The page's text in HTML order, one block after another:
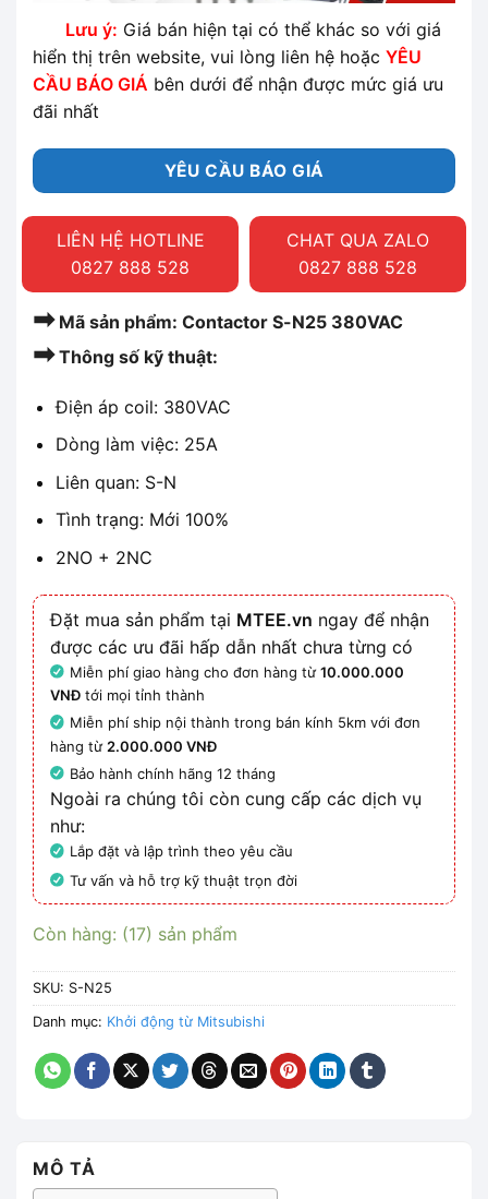
Lưu ý: Giá bán hiện tại có thể khác so với giá
hiển thị trên website, vui lòng liên hệ hoặc YÊU
CẦU BÁO GIÁ bên dưới để nhận được mức giá ưu
đãi nhất
YÊU CẦU BÁO GIÁ
LIÊN HỆ HOTLINE
0827 888 528
CHAT QUA ZALO
0827 888 528
➡Mã sản phẩm: Contactor S-N25 380VAC
➡Thông số kỹ thuật:
Điện áp coil: 380VAC
Dòng làm việc: 25A
Liên quan: S-N
Tình trạng: Mới 100%
2NO + 2NC
Đặt mua sản phẩm tại MTEE.vn ngay để nhận
được các ưu đãi hấp dẫn nhất chưa từng có
Miễn phí giao hàng cho đơn hàng từ10.000.000
VNĐ tới mọi tỉnh thành
Miễn phí ship nội thành trong bán kính 5km với đơn
hàng từ 2.000.000 VNĐ
Bảo hành chính hãng 12 tháng
Ngoài ra chúng tôi còn cung cấp các dịch vụ
như:
Lắp đặt và lập trình theo yêu cầu
Tư vấn và hỗ trợ kỹ thuật trọn đời
Còn hàng: (17) sản phẩm
SKU: S-N25
Danh mục: Khởi động từ Mitsubishi
MÔ TẢ